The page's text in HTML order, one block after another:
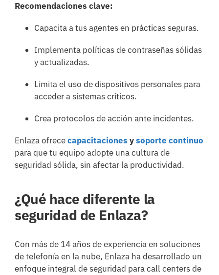
Recomendaciones clave:
Capacita a tus agentes en prácticas seguras.
Implementa políticas de contraseñas sólidas
y actualizadas.
Limita el uso de dispositivos personales para
acceder a sistemas críticos.
Crea protocolos de acción ante incidentes.
Enlaza ofrececapacitaciones ysoporte continuo
para que tu equipo adopte una cultura de
seguridad sólida, sin afectar la productividad.
¿Qué hace diferente la
seguridad de Enlaza?
Con más de 14 años de experiencia en soluciones
de telefonía en la nube, Enlaza ha desarrollado un
enfoque integral de seguridad para call centers de